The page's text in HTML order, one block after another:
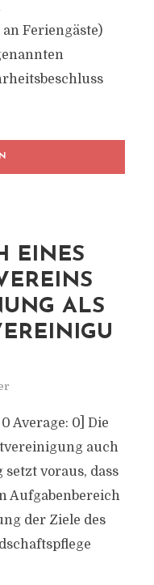
Feriengäste)
EINES
ALS
Average: 0] Die
auch
voraus, dass
Aufgabenbereich
der Ziele des